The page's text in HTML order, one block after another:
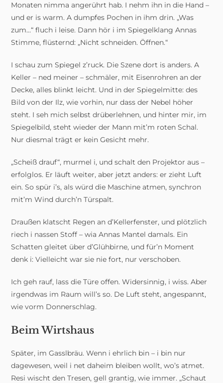
Monaten nimma angerührt hab. I nehm ihn in die Hand –
und er is warm. A dumpfes Pochen in ihm drin. „Was
zum…“ fluch i leise. Dann hör i im Spiegelklang Annas
Stimme, flüsternd: „Nicht schneiden. Öffnen.“
I schau zum Spiegel z’ruck. Die Szene dort is anders. A
Keller – ned meiner – schmäler, mit Eisenrohren an der
Decke, alles blinkt leicht. Und in der Spiegelmitte: des
Bild von der Ilz, wie vorhin, nur dass der Nebel höher
steht. I seh mich selbst drüberlehnen, und hinter mir, im
Spiegelbild, steht wieder der Mann mit’m roten Schal.
Nur diesmal trägt er kein Gesicht mehr.
„Scheiß drauf“, murmel i, und schalt den Projektor aus –
erfolglos. Er läuft weiter, aber jetzt anders: er zieht Luft
ein. So spür i’s, als würd die Maschine atmen, synchron
mit’m Wind durch’n Türspalt.
Draußen klatscht Regen an d’Kellerfenster, und plötzlich
riech i nassen Stoff – wia Annas Mantel damals. Ein
Schatten gleitet über d’Glühbirne, und für’n Moment
denk i: Vielleicht war sie nie fort, nur verschoben.
Ich geh rauf, lass die Türe offen. Widersinnig, i wiss. Aber
irgendwas im Raum will’s so. De Luft steht, angespannt,
wie vorm Donnerschlag.
Beim Wirtshaus
Später, im Gasslbräu. Wenn i ehrlich bin – i bin nur
dagewesen, weil i net daheim bleiben wollt, wo’s atmet.
Resi wischt den Tresen, gell grantig, wie immer. „Schaut